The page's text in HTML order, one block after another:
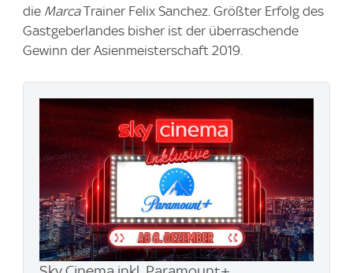
die MarcaTrainer Felix Sanchez. Größter Erfolg des
Gastgeberlandes bisher ist der überraschende
Gewinn der Asienmeisterschaft 2019.